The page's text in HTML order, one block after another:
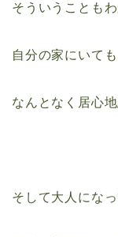
そういうこともわ
自分の家にいても
なんとなく居心
そして大人になっ